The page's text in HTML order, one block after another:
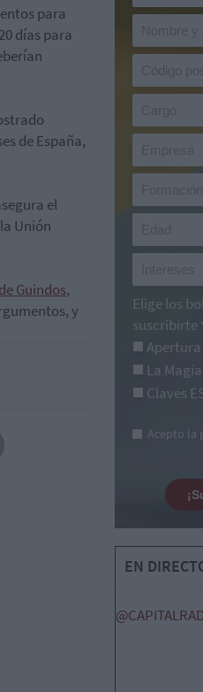
para
días para
de España,
el
Unión
Guindos,
y
Elige los
suscribirte *
Apertura
La
Claves
Acepto la
EN